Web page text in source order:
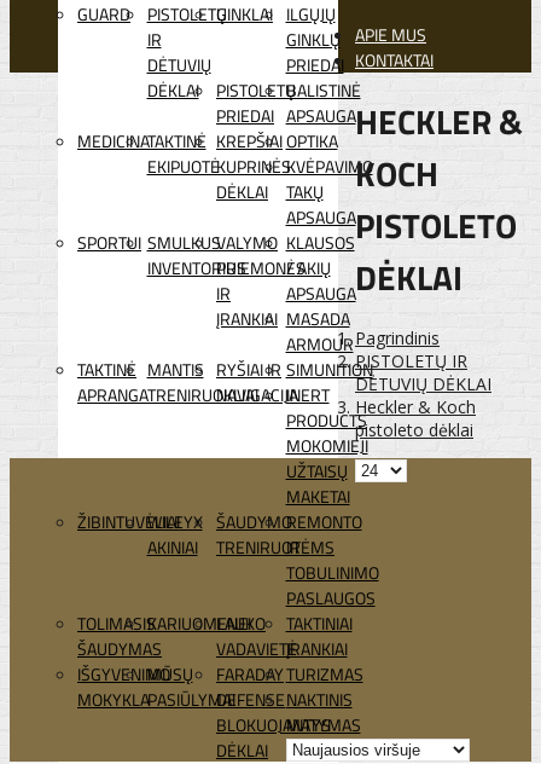
GUARD
PISTOLETŲ
IR
DĖTUVIŲ
DĖKLAI
GINKLAI ILGŲJŲ
GINKLŲ
PRIEDAI
PISTOLETŲ
PRIEDAI
BALISTINĖ
APSAUGA
MEDICINATAKTINĖ
EKIPUOTĖ
KREPŠIAI
KUPRINĖS
DĖKLAI
OPTIKA
KVĖPAVIMO
TAKŲ
APSAUGA
SPORTUI SMULKUS
INVENTORIUS
VALYMO
PRIEMONĖS
IR
ĮRANKIAI
KLAUSOS
/ AKIŲ
APSAUGA
MASADA
ARMOUR
TAKTINĖ
APRANGA
MANTIS
TRENIRUOKLIAI
RYŠIAI IR
NAVIGACIJA
SIMUNITION
INERT
PRODUCTS
MOKOMIEJI
UŽTAISŲ
MAKETAI
ŽIBINTUVĖLIAI
WILEYX
AKINIAI
ŠAUDYMO
TRENIRUOTĖMS
REMONTO
IR
TOBULINIMO
PASLAUGOS
TOLIMASIS
ŠAUDYMAS
KARIUOMENEI
LAUKO
VADAVIETĖ
TAKTINIAI
ĮRANKIAI
IŠGYVENIMO
MOKYKLA
MŪSŲ
PASIŪLYMAI
FARADAY
DEFENSE
BLOKUOJANTYS
DĖKLAI
TURIZMAS
NAKTINIS
MATYMAS
APIE MUS
KONTAKTAI
HECKLER &
KOCH
PISTOLETO
DĖKLAI
Pagrindinis
PISTOLETŲ IR
DĖTUVIŲ DĖKLAI
Heckler & Koch
pistoleto dėklai